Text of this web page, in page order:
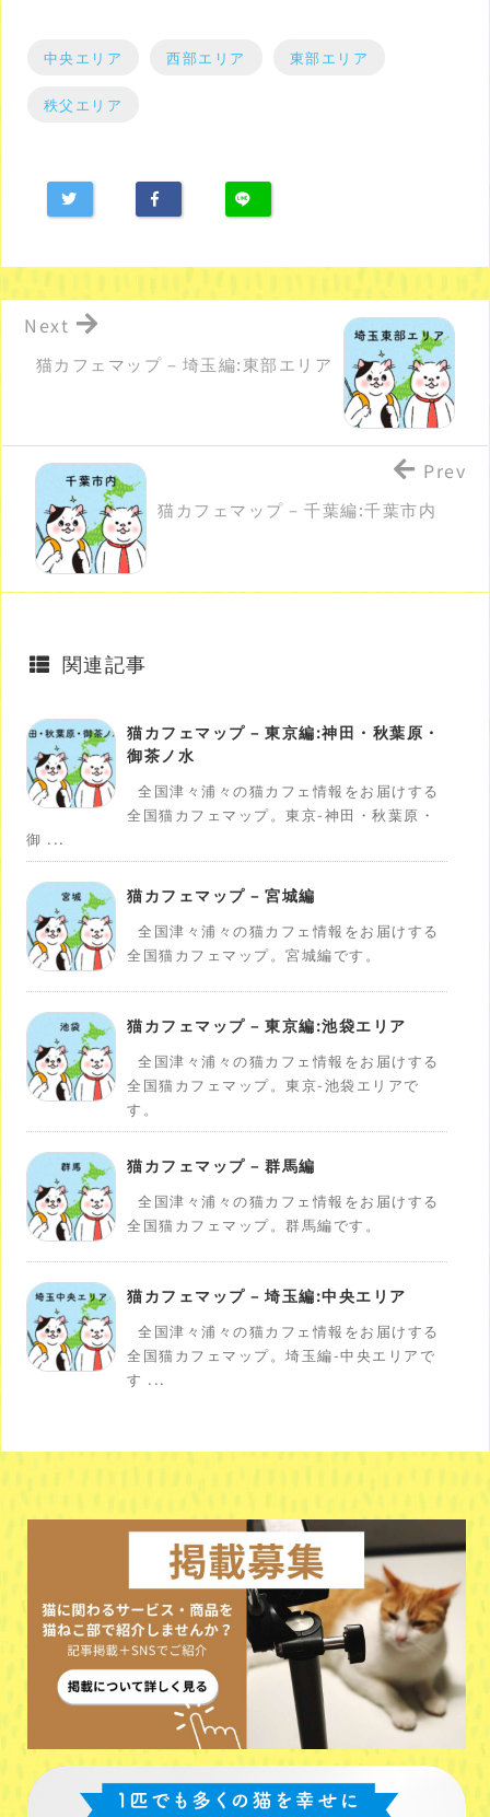
中央エリア 西部エリア 東部エリア
秩父エリア
猫カフェマップ – 埼玉編:東部エリア
Next
猫カフェマップ – 千葉編:千葉市内
Prev
関連記事
猫カフェマップ – 東京編:神田・秋葉原・
御茶ノ水
全国津々浦々の猫カフェ情報をお届けする
全国猫カフェマップ。東京-神田・秋葉原・
御 ...
猫カフェマップ – 宮城編
全国津々浦々の猫カフェ情報をお届けする
全国猫カフェマップ。宮城編です。
猫カフェマップ – 東京編:池袋エリア
全国津々浦々の猫カフェ情報をお届けする
全国猫カフェマップ。東京-池袋エリアで
す。
猫カフェマップ – 群馬編
全国津々浦々の猫カフェ情報をお届けする
全国猫カフェマップ。群馬編です。
猫カフェマップ – 埼玉編:中央エリア
全国津々浦々の猫カフェ情報をお届けする
全国猫カフェマップ。埼玉編-中央エリアで
す ...